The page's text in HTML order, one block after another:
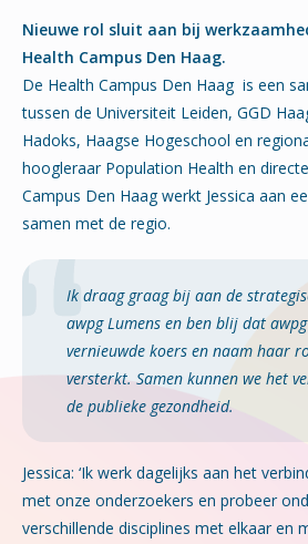
Nieuwe rol sluit aan bij
Health Campus Den Haag.
De Health Campus Den Haag is een
tussen de Universiteit Leiden, GGD
Hadoks, Haagse Hogeschool en
hoogleraar Population Health en
Campus Den Haag werkt Jessica aan
samen met de regio.
Ik draag graag bij aan de
awpg Lumens en ben blij dat
vernieuwde koers en naam haar
versterkt. Samen kunnen we het
de publieke gezondheid.
Jessica: ‘Ik werk dagelijks aan het
met onze onderzoekers en probeer
verschillende disciplines met elkaar en